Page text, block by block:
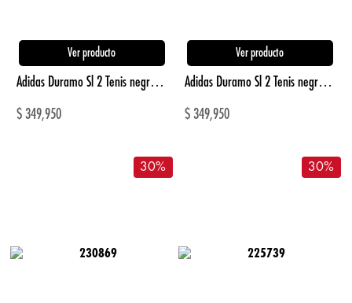
Ver producto
Adidas Duramo Sl 2 Tenis negro de mujer para correr
$349,950
Ver producto
Adidas Duramo Sl 2 Tenis negro de hombre para correr
$349,950
30% 30%